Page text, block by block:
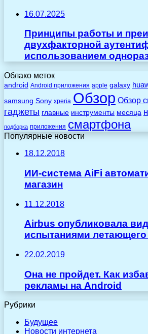
16.07.2025
Принципы работы и
двухфакторной
использованием
Облако меток
android Android приложения apple galaxy
samsung Sony xperia Обзор Обзор
гаджеты главные инструменты месяца
подборка приложения смартфона
Популярные новости
18.12.2018
ИИ-система AiFi
магазин
11.12.2018
Airbus опубликовала
испытаниями летающего
22.02.2019
Она не пройдет. Как
рекламы на Android
Рубрики
Будущее
Новости интернета